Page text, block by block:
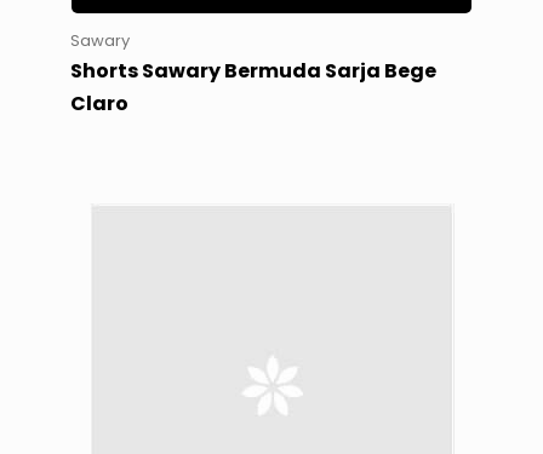
Sawary
Shorts Sawary Bermuda Sarja Bege
Claro